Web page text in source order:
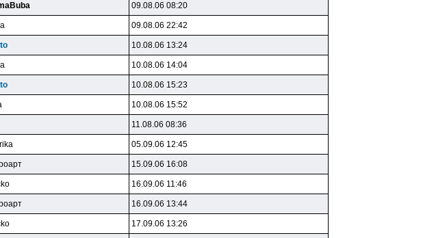
09.08.06 08:20
09.08.06 22:42
10.08.06 13:24
10.08.06 14:04
10.08.06 15:23
10.08.06 15:52
11.08.06 08:36
05.09.06 12:45
15.09.06 16:08
16.09.06 11:46
16.09.06 13:44
17.09.06 13:26